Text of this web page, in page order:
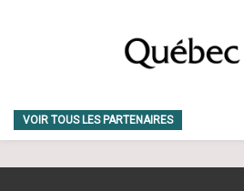
VOIR TOUS LES PARTENAIRES